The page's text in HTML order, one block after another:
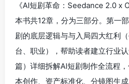
《AI短剧革命：Seedance 2.0 x
本书共12章，分为三部分。第一
剧的底层逻辑与与入局四大红利
台、职业），帮助读者建立行业
篇）详细拆解AI短剧制作全流程
本创作、资产标准化、分镜图生